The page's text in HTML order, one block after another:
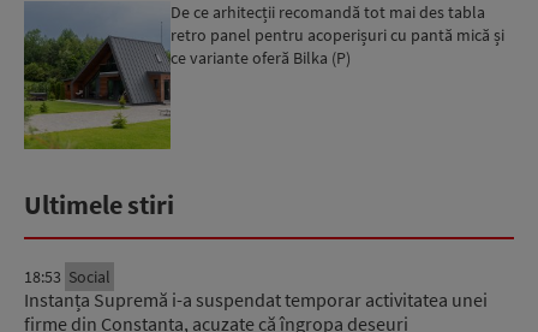
De ce arhitecții recomandă tot mai des tabla
retro panel pentru acoperișuri cu pantă mică și
ce variante oferă Bilka (P)
Ultimele stiri
18:53 Social
Instanța Supremă i-a suspendat temporar activitatea unei
firme din Constanța, acuzate că îngropa deșeuri